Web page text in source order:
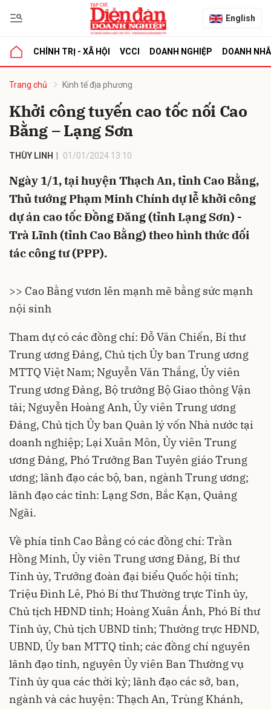
English
CHÍNH TRỊ - XÃ HỘI VCCI DOANH NGHIỆP DOANH
Trang chủ Kinh tế địa phương
Khởi công tuyến cao tốc nối Cao
Bằng – Lạng Sơn
THÙY LINH 01/01/2024 13:10
Ngày 1/1, tại huyện Thạch An, tỉnh Cao Bằng,
Thủ tướng Phạm Minh Chính dự lễ khởi công
dự án cao tốc Đồng Đăng (tỉnh Lạng Sơn) -
Trà Lĩnh (tỉnh Cao Bằng) theo hình thức đối
tác công tư (PPP).
>> Cao Bằng vươn lên mạnh mẽ bằng sức mạnh
nội sinh
Tham dự có các đồng chí: Đỗ Văn Chiến, Bí thư
Trung ương Đảng, Chủ tịch Ủy ban Trung ương
MTTQ Việt Nam; Nguyễn Văn Thắng, Ủy viên
Trung ương Đảng, Bộ trưởng Bộ Giao thông Vận
tải; Nguyễn Hoàng Anh, Ủy viên Trung ương
Đảng, Chủ tịch Ủy ban Quản lý vốn Nhà nước tại
doanh nghiệp; Lại Xuân Môn, Ủy viên Trung
ương Đảng, Phó Trưởng Ban Tuyên giáo Trung
ương; lãnh đạo các bộ, ban, ngành Trung ương;
lãnh đạo các tỉnh: Lạng Sơn, Bắc Kạn, Quảng
Ngãi.
Về phía tỉnh Cao Bằngcó các đồng chí: Trần
Hồng Minh, Ủy viên Trung ương Đảng, Bí thư
Tỉnh ủy, Trưởng đoàn đại biểu Quốc hội tỉnh;
Triệu Đình Lê, Phó Bí thư Thường trực Tỉnh ủy,
Chủ tịch HĐND tỉnh; Hoàng Xuân Ánh, Phó Bí thư
Tỉnh ủy, Chủ tịch UBND tỉnh; Thường trực HĐND,
UBND, Ủy ban MTTQ tỉnh; các đồng chí nguyên
lãnh đạo tỉnh, nguyên Ủy viên Ban Thường vụ
Tỉnh ủy qua các thời kỳ; lãnh đạo các sở, ban,
ngành và các huyện: Thạch An, Trùng Khánh,
luận
Hủy